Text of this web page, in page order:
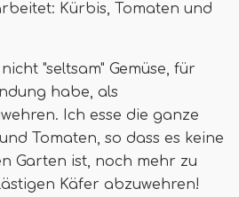
Kürbis, Tomaten und
"seltsam" Gemüse, für
habe, als
Ich esse die ganze
Tomaten, so dass es keine
Garten ist, noch mehr zu
Käfer abzuwehren!